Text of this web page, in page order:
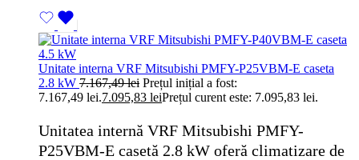
Unitate interna VRF Mitsubishi PMFY-P25VBM-E caseta
2.8 kW 7.167,49lei Prețul inițial a fost:
7.167,49 lei.7.095,83 leiPrețul curent este: 7.095,83 lei.
Unitatea internă VRF Mitsubishi PMFY-
P25VBM-E casetă 2.8 kW oferă climatizare de